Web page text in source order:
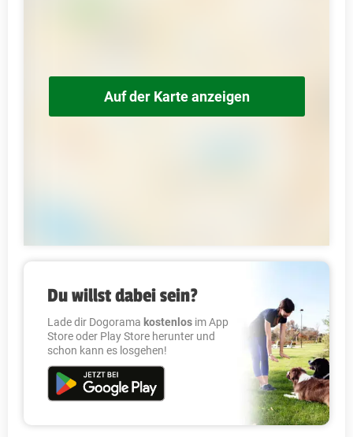
Auf der Karte anzeigen
Du willst dabei sein?
Lade dir Dogorama kostenlos im App
Store oder Play Store herunter und
schon kann es losgehen!